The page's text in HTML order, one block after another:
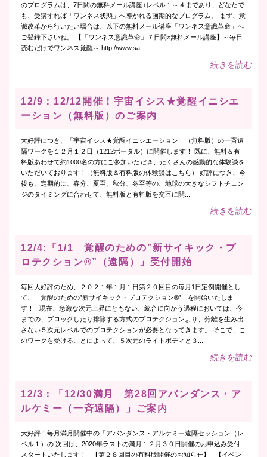
のプログラムは、7日間の無料メール講座+レベル１～４まであり、どなたで
も、受講すれば「ワンネス状態」へ導かれる画期的なプログラム。 まず、意
識改革から行いたい場合は、以下の無料メール講座「ワンネス意識革命」へ
ご登録下さいね。 【「ワンネス意識革命」７日間×無料メール講座】～毎日
読むだけでワンネス覚醒～ http://www.sa...
続きを読む
12/9：12/12開催！宇宙イシス★覚醒イニシエ
ーション（無料版）のご案内
大好評につき、「宇宙イシス★覚醒イニシエーション」（無料版）の一斉遠
隔ワークを１２月１２日（1212ポータル）に開催します！ 既に、無料＆有
料版あわせて約1000名の方にご参加いただき、たくさんの感動的な体験談を
いただいております！（無料版＆有料版の体験談はこちら） 好評につき、今
後も、定期的に、春分、夏至、秋分、冬至等の、地球の大きなシフトチェン
ジのタイミングに合わせて、無料版と有料版を交互に開...
続きを読む
12/4:「1/1 覚醒のための”新サイキック・プ
ロテクション®”（遠隔）」受付開始
毎回大好評のため、２０２１年１月１日第２０回目の毎月1日定例開催とし
て、「覚醒のための”新サイキック・プロテクション®”」を開始いたしま
す！ 現在、急激な次元上昇にともない、統合に向かう過程においては、今
までの、ブロックしたり排除する方式のプロテクションより、分離を生み出
さない５次元レベルでのプロテクションが必要となってきます。 そこで、こ
のワークを受けることによって、５次元のライトボディと３...
続きを読む
12/3：「12/30満月 第28回アバンダンス・ア
ルケミー（一斉遠隔）」ご案内
大好評！毎月満月開催中の「アバンダンス・アルケミー遠隔セッション（レ
ベル１）の 次回は、2020年ラストの満月１２月３０日開催のお申込み受付
スタートいたします！ 【第２８回目の有料版開催のお知らせ】 【イベン